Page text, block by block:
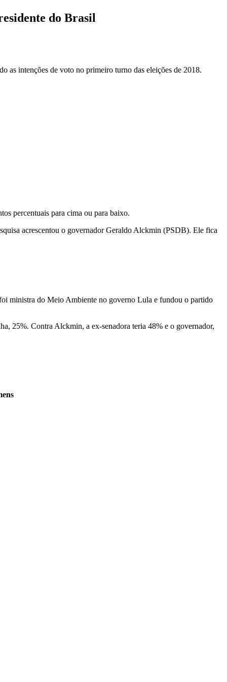
do Brasil
as intenções de voto no primeiro turno das eleições de 2018.
percentuais para cima ou para baixo.
acrescentou o governador Geraldo Alckmin (PSDB). Ele fica
ministra do Meio Ambiente no governo Lula e fundou o partido
25%. Contra Alckmin, a ex-senadora teria 48% e o governador,